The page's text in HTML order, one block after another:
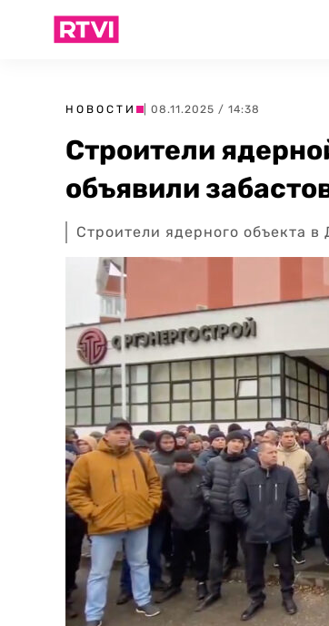
НОВОСТИ | 08.11.2025 / 14:38
Строители
объявили
Строители ядерного объекта